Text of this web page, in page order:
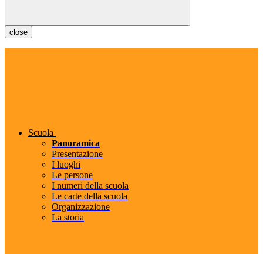
close
Scuola
Panoramica
Presentazione
I luoghi
Le persone
I numeri della scuola
Le carte della scuola
Organizzazione
La storia